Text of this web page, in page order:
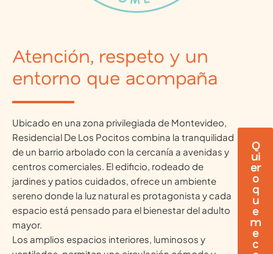
Atención, respeto y un
entorno que acompaña
Ubicado en una zona privilegiada de Montevideo,
Residencial De Los Pocitos combina la tranquilidad
de un barrio arbolado con la cercanía a avenidas y
centros comerciales. El edificio, rodeado de
jardines y patios cuidados, ofrece un ambiente
sereno donde la luz natural es protagonista y cada
espacio está pensado para el bienestar del adulto
mayor.
Los amplios espacios interiores, luminosos y
Q
ui
er
o
q
u
e
m
e
c